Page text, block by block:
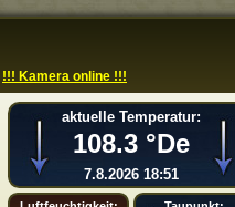
!!! Kamera online !!!
aktuelle Temperatur:
108.3 °De
7.8.2026 18:51